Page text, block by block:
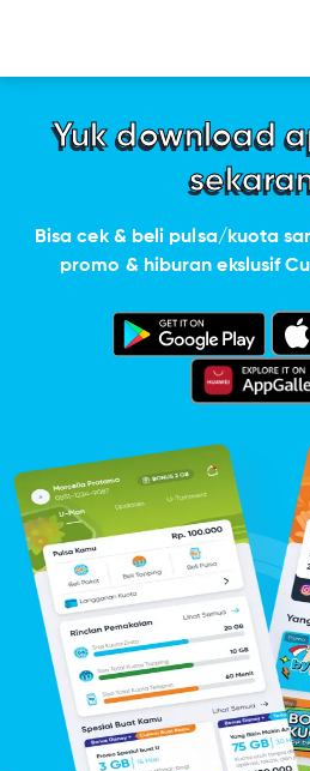
Yuk download
Bisa cek & beli pulsa/kuota
promo & hiburan ekslusif